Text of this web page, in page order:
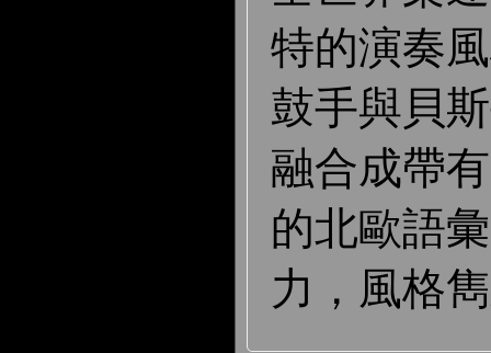
特的演奏
鼓手與貝
融合成帶
的北歐語
力，風格